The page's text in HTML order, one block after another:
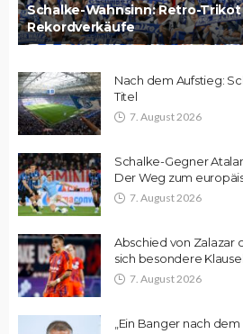
Schalke-Wahnsinn: Retro-
Rekordverkäufe
Nach dem Aufstieg:
Titel
7. August 2026
Schalke-Gegner
Der Weg zum
7. August 2026
Abschied von Zalazar
sich besondere Klausel
7. August 2026
„Ein Banger nach